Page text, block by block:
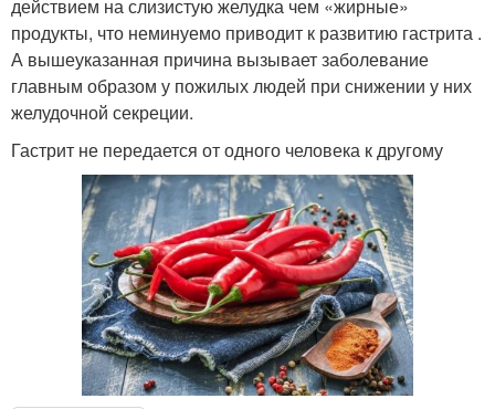
действием на слизистую желудка чем «жирные»
продукты, что неминуемо приводит к развитию гастрита .
А вышеуказанная причина вызывает заболевание
главным образом у пожилых людей при снижении у них
желудочной секреции.
Гастрит не передается от одного человека к другому